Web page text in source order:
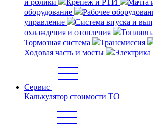
и ролики
Крепеж и РТИ
Мачта
оборудование
Рабочее
управление
Система впуска и
охлаждения и отопления
Тормозная система
Трансмиссия
Ходовая часть и мосты
Электрика
Сервис
Калькулятор стоимости ТО